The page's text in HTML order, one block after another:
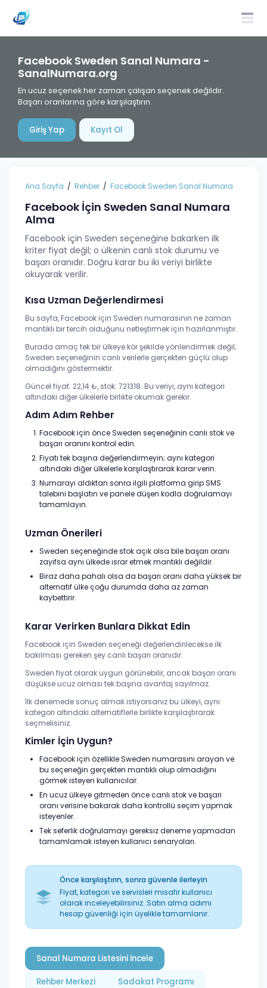
Facebook Sweden Sanal Numara -
SanalNumara.org
En ucuz seçenek her zaman çalışan seçenek değildir.
Başarı oranlarına göre karşılaştırın.
Giriş Yap Kayıt Ol
Ana Sayfa Rehber Facebook Sweden Sanal Numara
Facebook İçin Sweden Sanal Numara
Alma
Facebook için Sweden seçeneğine bakarken ilk
kriter fiyat değil; o ülkenin canlı stok durumu ve
başarı oranıdır. Doğru karar bu iki veriyi birlikte
okuyarak verilir.
Kısa Uzman Değerlendirmesi
Bu sayfa, Facebook için Sweden numarasının ne zaman
mantıklı bir tercih olduğunu netleştirmek için hazırlanmıştır.
Burada amaç tek bir ülkeye kör şekilde yönlendirmek değil;
Sweden seçeneğinin canlı verilerle gerçekten güçlü olup
olmadığını göstermektir.
Güncel fiyat: 22,14 ₺, stok: 721318. Bu veriyi, aynı kategori
altındaki diğer ülkelerle birlikte okumak gerekir.
Adım Adım Rehber
Facebook için önce Sweden seçeneğinin canlı stok ve
başarı oranını kontrol edin.
Fiyatı tek başına değerlendirmeyin; aynı kategori
altındaki diğer ülkelerle karşılaştırarak karar verin.
Numarayı aldıktan sonra ilgili platforma girip SMS
talebini başlatın ve panele düşen kodla doğrulamayı
tamamlayın.
Uzman Önerileri
Sweden seçeneğinde stok açık olsa bile başarı oranı
zayıfsa aynı ülkede ısrar etmek mantıklı değildir.
Biraz daha pahalı olsa da başarı oranı daha yüksek bir
alternatif ülke çoğu durumda daha az zaman
kaybettirir.
Karar Verirken Bunlara Dikkat Edin
Facebook için Sweden seçeneği değerlendirilecekse ilk
bakılması gereken şey canlı başarı oranıdır.
Sweden fiyat olarak uygun görünebilir, ancak başarı oranı
düşükse ucuz olması tek başına avantaj sayılmaz.
İlk denemede sonuç almak istiyorsanız bu ülkeyi, aynı
kategori altındaki alternatiflerle birlikte karşılaştırarak
seçmelisiniz.
Kimler İçin Uygun?
Facebook için özellikle Sweden numarasını arayan ve
bu seçeneğin gerçekten mantıklı olup olmadığını
görmek isteyen kullanıcılar.
En ucuz ülkeye gitmeden önce canlı stok ve başarı
oranı verisine bakarak daha kontrollü seçim yapmak
isteyenler.
Tek seferlik doğrulamayı gereksiz deneme yapmadan
tamamlamak isteyen kullanıcı senaryoları.
Önce karşılaştırın, sonra güvenle ilerleyin
Fiyat, kategori ve servisleri misafir kullanıcı
olarak inceleyebilirsiniz. Satın alma adımı
hesap güvenliği için üyelikle tamamlanır.
Sanal Numara Listesini İncele
Rehber Merkezi Sadakat Programı